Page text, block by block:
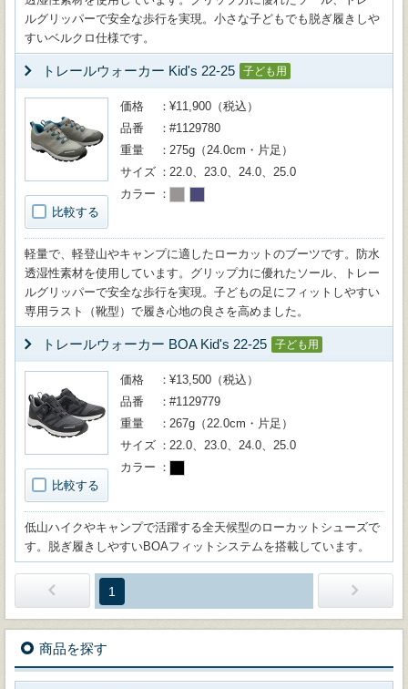
ルグリッパーで安全な歩行を実現。小さな子どもでも脱ぎ履きしや
すいベルクロ仕様です。
トレールウォーカー Kid's 22-25 子ども用
比較する
価格
¥11,900（税込）
品番
#1129780
重量
275g（24.0cm・片足）
サイズ
22.0、23.0、24.0、25.0
カラー
軽量で、軽登山やキャンプに適したローカットのブーツです。防水
透湿性素材を使用しています。グリップ力に優れたソール、トレー
ルグリッパーで安全な歩行を実現。子どもの足にフィットしやすい
専用ラスト（靴型）で履き心地の良さを高めました。
トレールウォーカー BOA Kid's 22-25 子ども用
比較する
価格
¥13,500（税込）
品番
#1129779
重量
267g（22.0cm・片足）
サイズ
22.0、23.0、24.0、25.0
カラー
低山ハイクやキャンプで活躍する全天候型のローカットシューズで
す。脱ぎ履きしやすいBOAフィットシステムを搭載しています。
1
商品を探す